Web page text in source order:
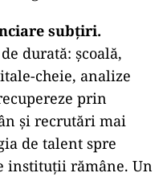
subțiri.
durată: școală,
cheie, analize
prin
și recrutări mai
de talent spre
instituții rămâne. Un